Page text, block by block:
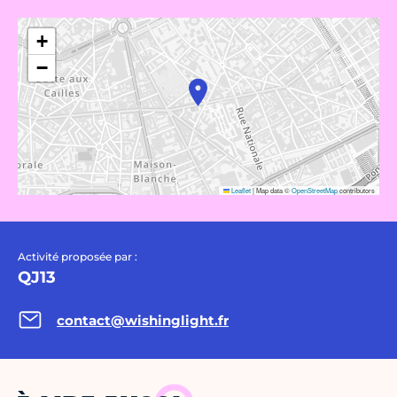
+
−
Leaflet|Map data ©OpenStreetMapcontributors
Activité proposée par :
QJ13
contact@wishinglight.fr